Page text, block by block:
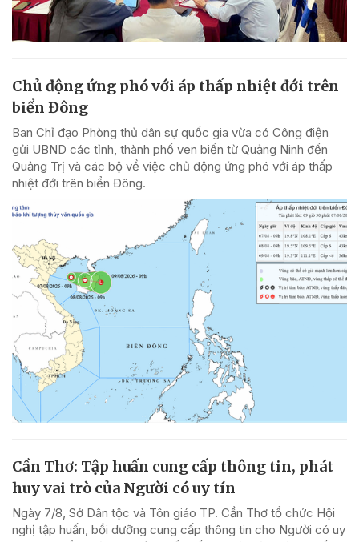
Chủ động ứng phó với áp thấp nhiệt đới trên
biển Đông
Ban Chỉ đạo Phòng thủ dân sự quốc gia vừa có Công điện
gửi UBND các tỉnh, thành phố ven biển từ Quảng Ninh đến
Quảng Trị và các bộ về việc chủ động ứng phó với áp thấp
nhiệt đới trên biển Đông.
Cần Thơ: Tập huấn cung cấp thông tin, phát
huy vai trò của Người có uy tín
Ngày 7/8, Sở Dân tộc và Tôn giáo TP. Cần Thơ tổ chức Hội
nghị tập huấn, bồi dưỡng cung cấp thông tin cho Người có uy